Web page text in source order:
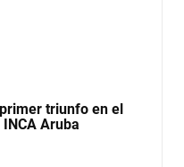
triunfo en el
Aruba